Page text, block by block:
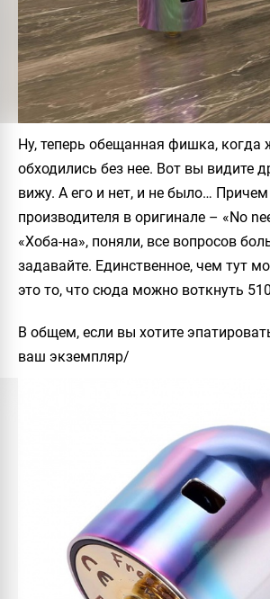
Ну, теперь обещанная фишка, когда
обходились без нее. Вот вы видите
вижу. А его и нет, и не было…
производителя в оригинале – «No
«Хоба-на», поняли, все вопросов
задавайте. Единственное, чем тут
это то, что сюда можно воткнуть
В общем, если вы хотите
ваш экземпляр/